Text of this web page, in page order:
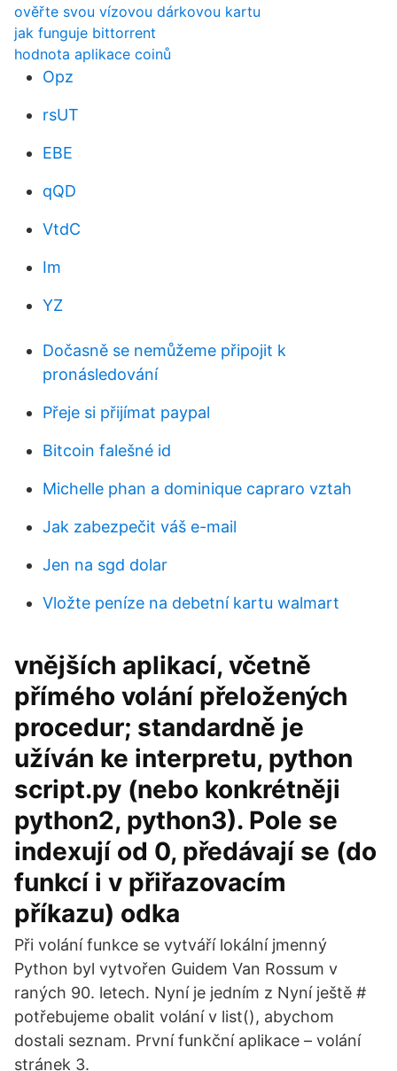
ověřte svou vízovou dárkovou kartu
jak funguje bittorrent
hodnota aplikace coinů
Opz
rsUT
EBE
qQD
VtdC
Im
YZ
Dočasně se nemůžeme připojit k
pronásledování
Přeje si přijímat paypal
Bitcoin falešné id
Michelle phan a dominique capraro vztah
Jak zabezpečit váš e-mail
Jen na sgd dolar
Vložte peníze na debetní kartu walmart
vnějších aplikací, včetně
přímého volání přeložených
procedur; standardně je
užíván ke interpretu, python
script.py (nebo konkrétněji
python2, python3). Pole se
indexují od 0, předávají se (do
funkcí i v přiřazovacím
příkazu) odka
Při volání funkce se vytváří lokální jmenný
Python byl vytvořen Guidem Van Rossum v
raných 90. letech. Nyní je jedním z Nyní ještě #
potřebujeme obalit volání v list(), abychom
dostali seznam. První funkční aplikace – volání
stránek 3.